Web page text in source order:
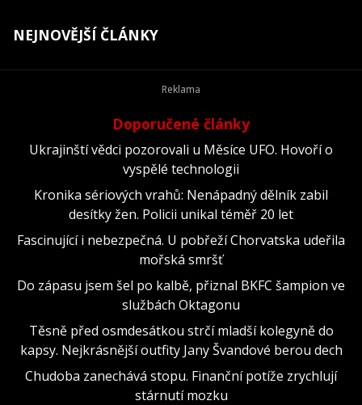
NEJNOVĚJŠÍ ČLÁNKY
Doporučené články
Ukrajinští vědci pozorovali u Měsíce UFO. Hovoří o
vyspělé technologii
Kronika sériových vrahů: Nenápadný dělník zabil
desítky žen. Policii unikal téměř 20 let
Fascinující i nebezpečná. U pobřeží Chorvatska udeřila
mořská smršť
Do zápasu jsem šel po kalbě, přiznal BKFC šampion ve
službách Oktagonu
Těsně před osmdesátkou strčí mladší kolegyně do
kapsy. Nejkrásnější outfity Jany Švandové berou dech
Chudoba zanechává stopu. Finanční potíže zrychlují
stárnutí mozku